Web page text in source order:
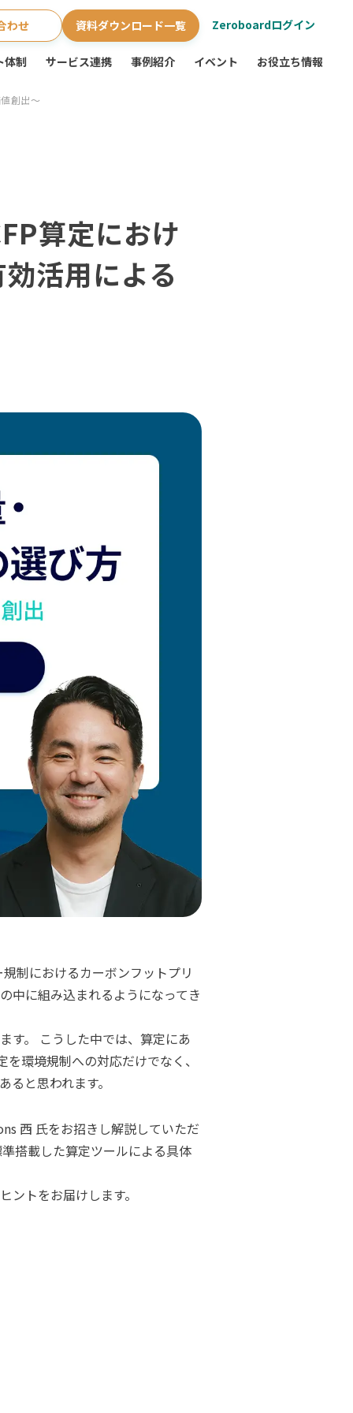
体制 サービス連携 事例紹介 イベント お役立ち情報
わせ 資料ダウンロード一覧 Zeroboardログイン
創出～
算定におけ
活用による
制におけるカーボンフットプリ
中に組み込まれるようになってき
す。 こうした中では、算定にあ
環境規制への対応だけでなく、
と思われます。
西 氏をお招きし解説していただ
搭載した算定ツールによる具体
トをお届けします。